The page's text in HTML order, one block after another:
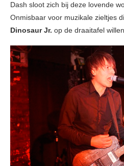
Dash sloot zich bij deze lovende
Onmisbaar voor muzikale zieltjes
Dinosaur Jr. op de draaitafel